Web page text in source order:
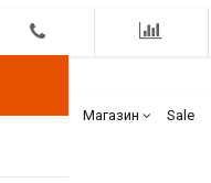
Бренды Магазин Sale